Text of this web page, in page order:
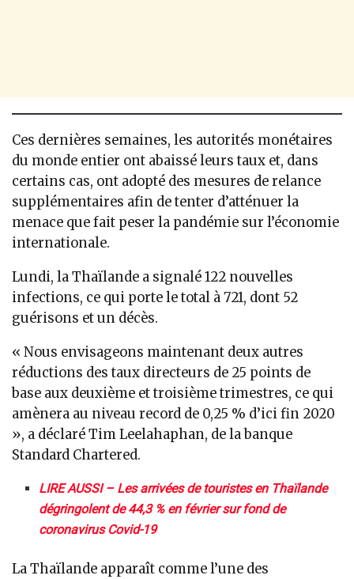
Ces dernières semaines, les autorités monétaires
du monde entier ont abaissé leurs taux et, dans
certains cas, ont adopté des mesures de relance
supplémentaires afin de tenter d’atténuer la
menace que fait peser la pandémie sur l’économie
internationale.
Lundi, la Thaïlande a signalé 122 nouvelles
infections, ce qui porte le total à 721, dont 52
guérisons et un décès.
« Nous envisageons maintenant deux autres
réductions des taux directeurs de 25 points de
base aux deuxième et troisième trimestres, ce qui
amènera au niveau record de 0,25 % d’ici fin 2020
», a déclaré Tim Leelahaphan, de la banque
Standard Chartered.
LIRE AUSSI – Les arrivées de touristes en Thaïlande
dégringolent de 44,3 % en février sur fond de
coronavirus Covid-19
La Thaïlande apparaît comme l’une des